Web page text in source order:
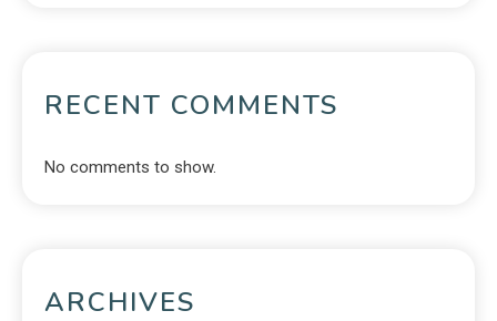
RECENT COMMENTS
No comments to show.
ARCHIVES